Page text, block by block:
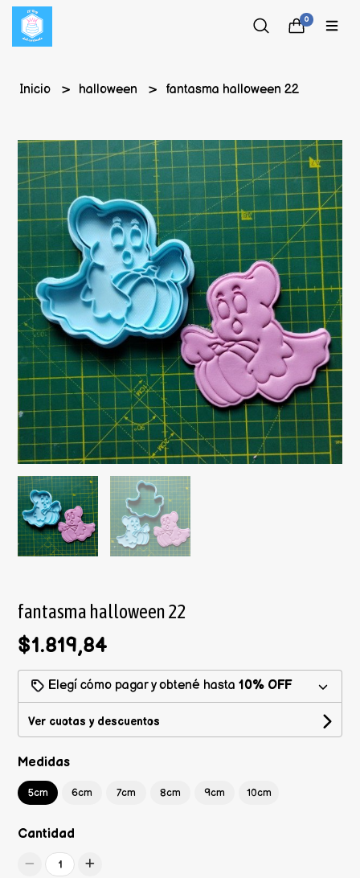
0
Inicio halloween fantasma halloween 22
fantasma halloween 22
$1.819,84
Elegí cómo pagar y obtené hasta10% OFF
Ver cuotas y descuentos
Medidas
5cm 6cm 7cm 8cm 9cm 10cm
Cantidad
1